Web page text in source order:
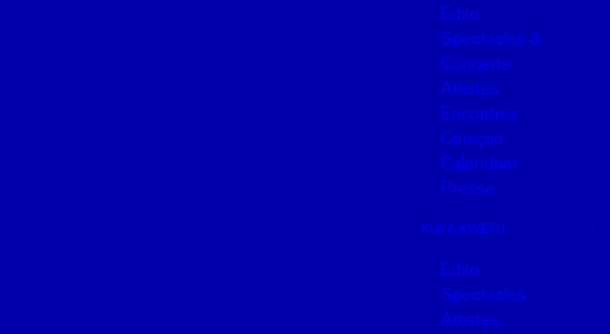
Edito
Spectacles &
Concerts
Artistes
Encontros
Coraçao
Calendrier
Presse
KUYA KWETU
Edito
Spectacles
Artistes